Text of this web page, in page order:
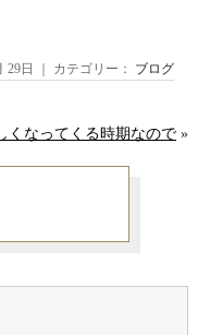
29日 ｜ カテゴリー： ブログ
くなってくる時期なので »